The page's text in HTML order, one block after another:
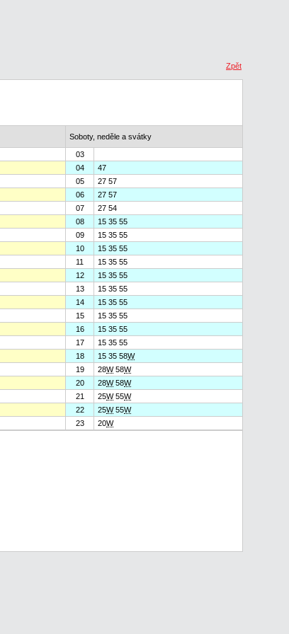
Zpět
Soboty, neděle a svátky
03
04
47
05
27 57
06
27 57
07
27 54
08
15 35 55
09
15 35 55
10
15 35 55
11
15 35 55
12
15 35 55
13
15 35 55
14
15 35 55
15
15 35 55
16
15 35 55
17
15 35 55
18 15 35 58W
19 28W58W
20 28W58W
21 25W55W
22 25W55W
23 20W